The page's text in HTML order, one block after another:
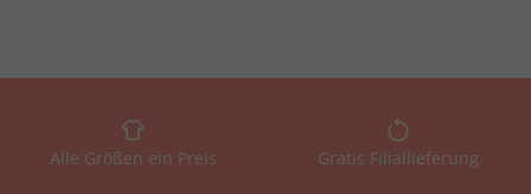
Alle Größen ein Preis Gratis Filiallieferung